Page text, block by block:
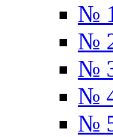
№
№
№
№
№